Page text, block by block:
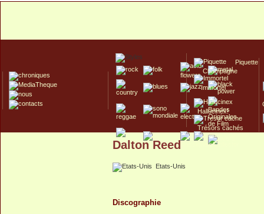
Piquette
Champagne
Immortel
Hallucinex!
Trésors cachés
Culte/Collector
Dalton Reed
Etats-Unis
Discographie